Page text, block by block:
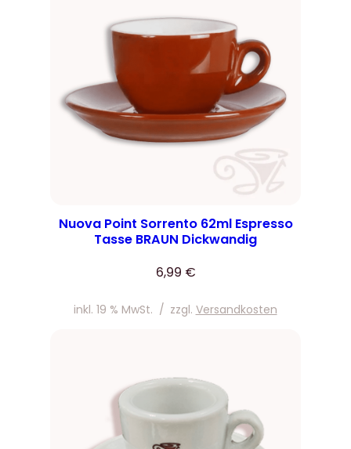
Nuova Point Sorrento 62ml Espresso
Tasse BRAUN Dickwandig
6,99 €
inkl. 19 % MwSt. / zzgl. Versandkosten